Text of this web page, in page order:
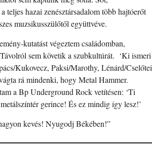
teljes hazai zenésztársadalom több hajtóerőt
muzsikusszülőtől együttvéve.
kutatást végeztem családomban,
sem követik a szubkultúrát. ‘Ki ismeri
Kukovecz, Paksi/Marothy, Lénárd/Cselőtei
rá mindenki, hogy Metal Hammer.
a Bp Underground Rock vetítésen: ‘Ti
gerince! És ez mindig így lesz!’
kevés! Nyugodj Békében!”